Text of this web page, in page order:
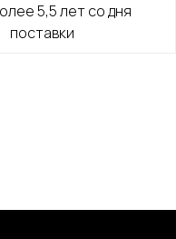
5,5 лет со дня
поставки